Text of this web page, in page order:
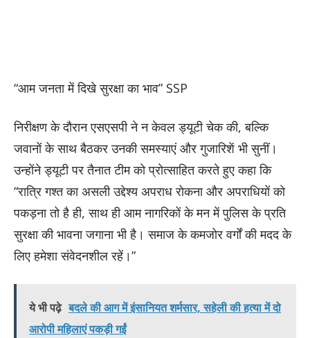
“आम जनता में दिखे सुरक्षा का भाव” SSP
निरीक्षण के दौरान एसएसपी ने न केवल ड्यूटी चेक की, बल्कि
जवानों के साथ बैठकर उनकी समस्याएं और गुजारिशें भी सुनीं।
उन्होंने ड्यूटी पर तैनात टीम को प्रोत्साहित करते हुए कहा कि
“रात्रि गश्त का असली उद्देश्य अपराध रोकना और अपराधियों को
पकड़ना तो है ही, साथ ही आम नागरिकों के मन में पुलिस के प्रति
सुरक्षा की भावना जगाना भी है। समाज के कमजोर वर्गों की मदद के
लिए हमेशा संवेदनशील रहें।”
ये भी पढ़े बदले की आग में इंसानियत शर्मसार, सहेली की हत्या में दो
आरोपी महिलाएं पकड़ी गईं